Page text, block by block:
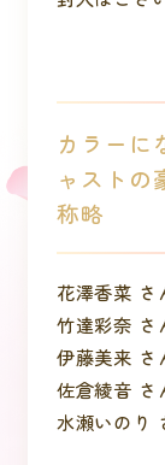
カラーに
ャスト
称略
花澤香菜
竹達彩奈
伊藤美来
佐倉綾音
水瀬いのり